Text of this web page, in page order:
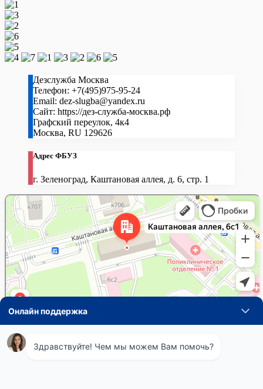
Дезслужба Москва
Телефон: +7(495)975-95-24
Email: dez-slugba@yandex.ru
Сайт: https://дез-служба-москва.рф
Графский переулок, 4к4
Москва, RU 129626
Адрес ФБУЗ
г. Зеленоград, Каштановая аллея, д. 6, стр. 1
Навигация
по
записям
Вторник
08:00 - 21:00
Среда
08:00 - 21:00